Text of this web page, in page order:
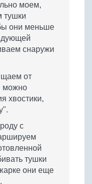
моем,
тушки
они меньше
снаружи
от
можно
хвостики,
с
тушки
они еще